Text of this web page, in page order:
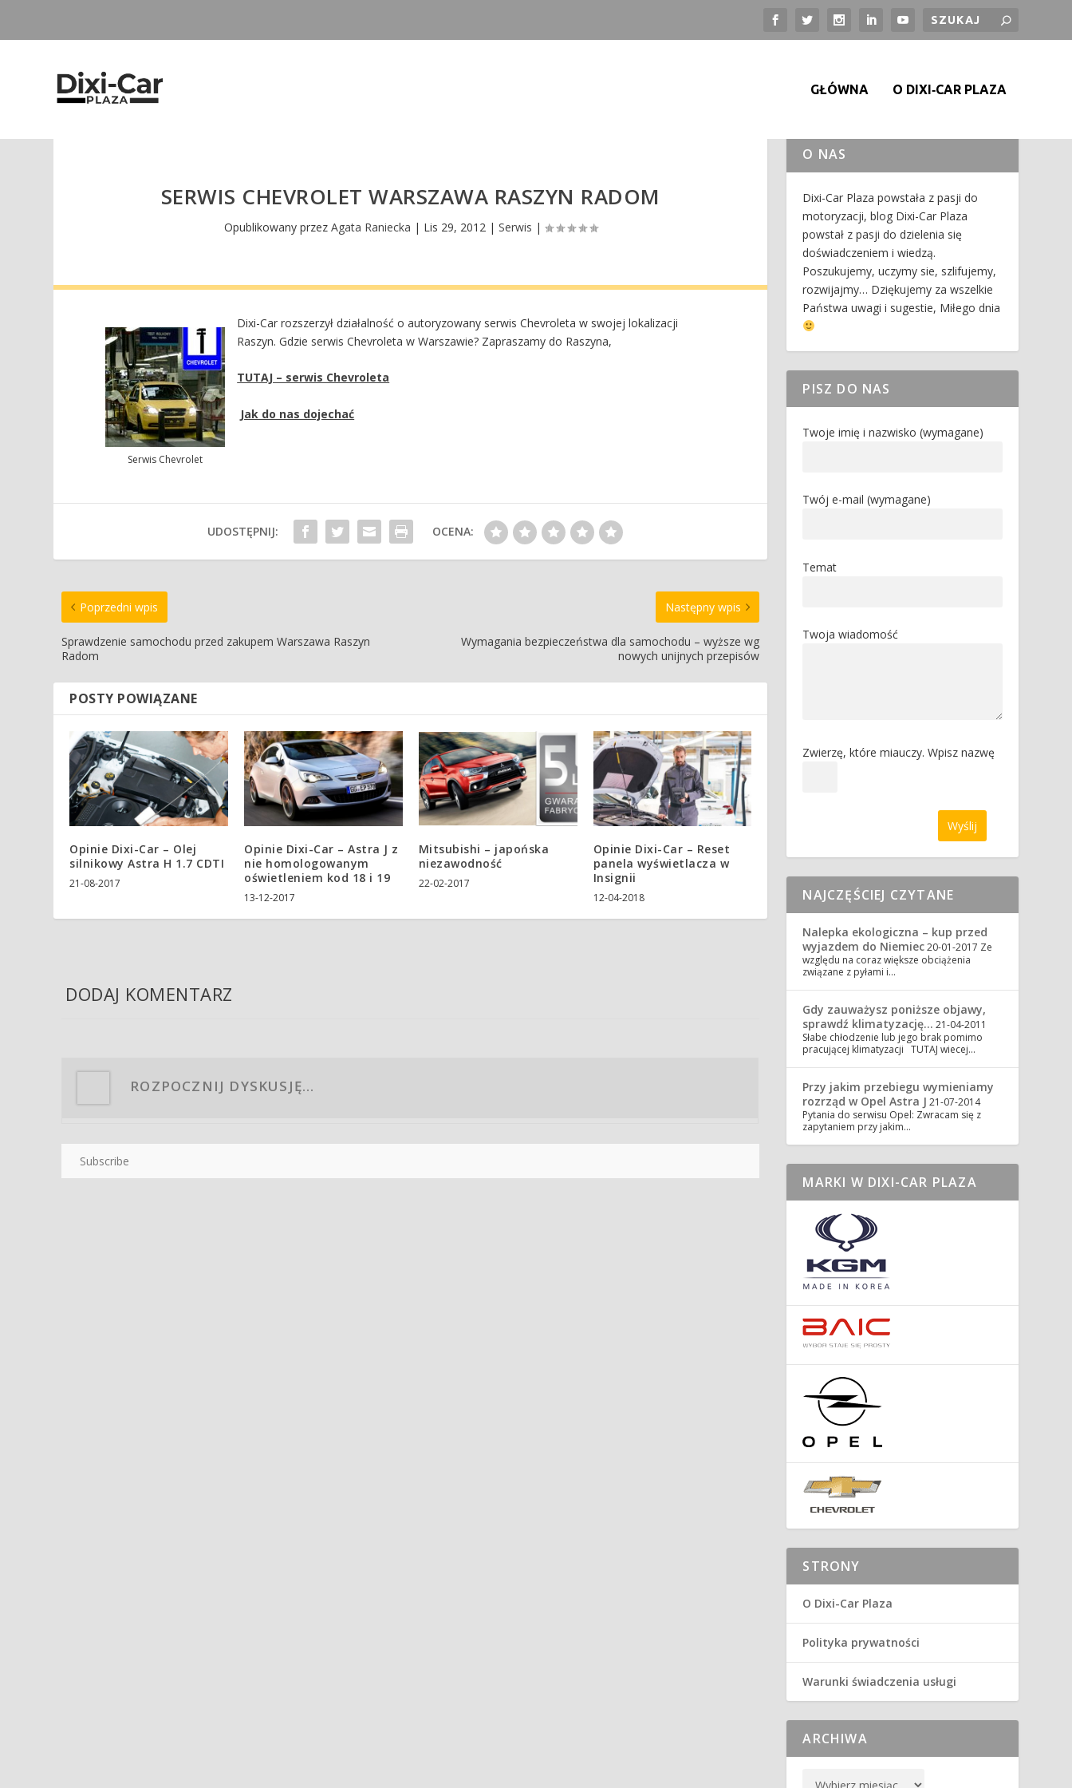
GŁÓWNA O DIXI‑CAR PLAZA
SERWIS CHEVROLET WARSZAWA RASZYN RADOM
Opublikowany przez Agata Raniecka | Lis 29, 2012| Serwis |
Serwis Chevrolet
Dixi-Car rozszerzył działalność o autoryzowany serwis Chevroleta w swojej lokalizacji
Raszyn. Gdzie serwis Chevroleta w Warszawie? Zapraszamy do Raszyna,
TUTAJ – serwis Chevroleta
Jak do nas dojechać
UDOSTĘPNIJ: OCENA:
Poprzedni wpis
Sprawdzenie samochodu przed zakupem Warszawa Raszyn
Radom
Następny wpis
Wymagania bezpieczeństwa dla samochodu – wyższe wg
nowych unijnych przepisów
POSTY POWIĄZANE
Opinie Dixi-Car – Olej
silnikowy Astra H 1.7 CDTI
21-08-2017
Opinie Dixi-Car – Astra J z
nie homologowanym
oświetleniem kod 18 i 19
13-12-2017
Mitsubishi – japońska
niezawodność
22-02-2017
Opinie Dixi-Car – Reset
panela wyświetlacza w
Insignii
12-04-2018
DODAJ KOMENTARZ
Subscribe
O NAS
Dixi-Car Plaza powstała z pasji do
motoryzacji, blog Dixi-Car Plaza
powstał z pasji do dzielenia się
doświadczeniem i wiedzą.
Poszukujemy, uczymy sie, szlifujemy,
rozwijajmy… Dziękujemy za wszelkie
Państwa uwagi i sugestie, Miłego dnia
PISZ DO NAS
Twoje imię i nazwisko (wymagane)
Twój e-mail (wymagane)
Temat
Twoja wiadomość
Zwierzę, które miauczy. Wpisz nazwę
NAJCZĘŚCIEJ CZYTANE
Nalepka ekologiczna – kup przed
wyjazdem do Niemiec20-01-2017 Ze
względu na coraz większe obciążenia
związane z pyłami i…
Gdy zauważysz poniższe objawy,
sprawdź klimatyzację… 21-04-2011
Słabe chłodzenie lub jego brak pomimo
pracującej klimatyzacji TUTAJ wiecej…
Przy jakim przebiegu wymieniamy
rozrząd w Opel Astra J 21-07-2014
Pytania do serwisu Opel: Zwracam się z
zapytaniem przy jakim…
MARKI W DIXI-CAR PLAZA
STRONY
O Dixi-Car Plaza
Polityka prywatności
Warunki świadczenia usługi
ARCHIWA